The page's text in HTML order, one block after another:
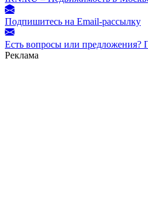
Подпишитесь на Email-рассылку
Есть вопросы или предложения?
Реклама